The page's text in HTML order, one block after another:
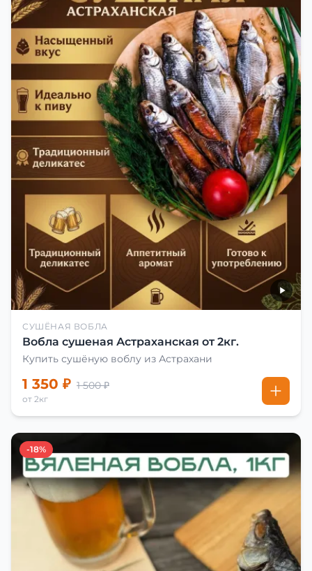
СУШЁНАЯ ВОБЛА
Вобла сушеная Астраханская от 2кг.
Купить сушёную воблу из Астрахани
1 350 ₽ 1 500 ₽
от 2кг
-18%